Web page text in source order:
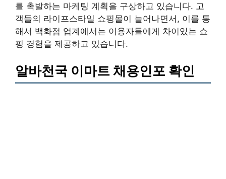
를 촉발하는 마케팅 계획을 구상하고 있습니다. 고
객들의 라이프스타일 쇼핑몰이 늘어나면서, 이를 통
해서 백화점 업계에서는 이용자들에게 차이있는 쇼
핑 경험을 제공하고 있습니다.
알바천국 이마트 채용인포 확인